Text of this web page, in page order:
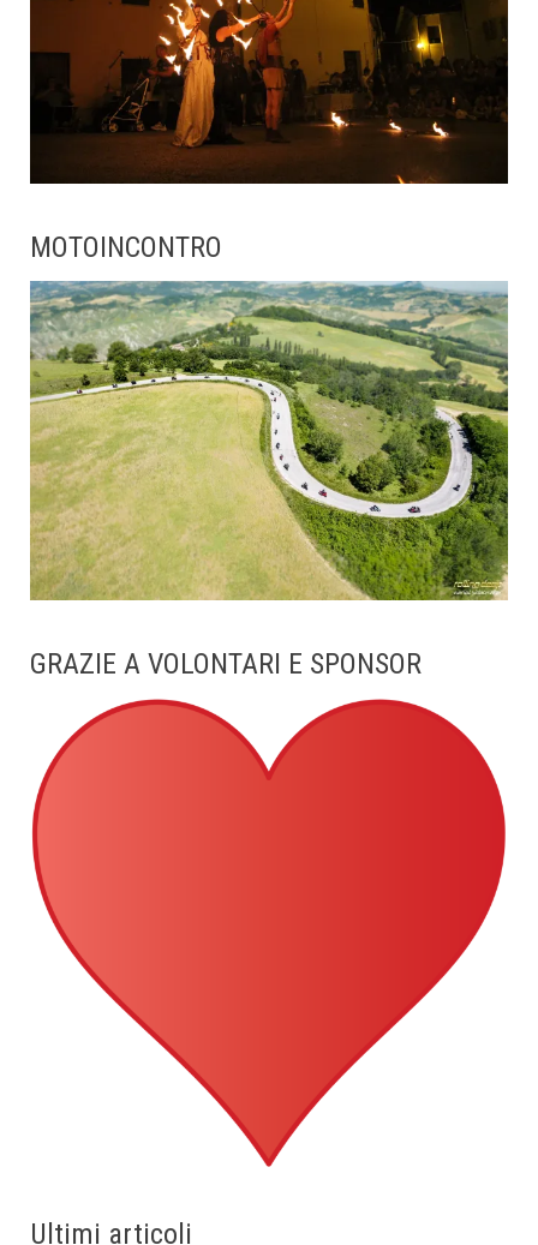
MOTOINCONTRO
GRAZIE A VOLONTARI E SPONSOR
Ultimi articoli